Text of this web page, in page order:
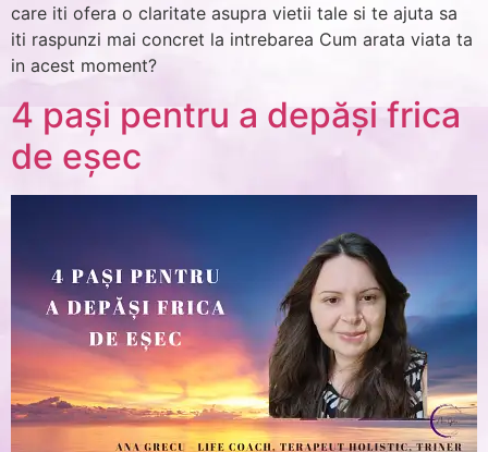
care iti ofera o claritate asupra vietii tale si te ajuta sa
iti raspunzi mai concret la intrebarea Cum arata viata ta
in acest moment?
4 pași pentru a depăși frica
de eșec